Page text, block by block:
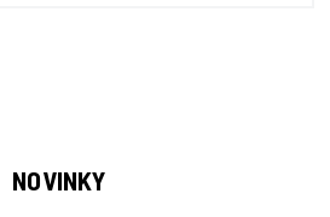
NOVINKY